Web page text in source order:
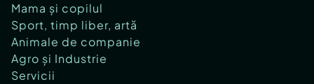
Mama și copilul
Sport, timp liber, artă
Animale de companie
Agro și Industrie
Servicii